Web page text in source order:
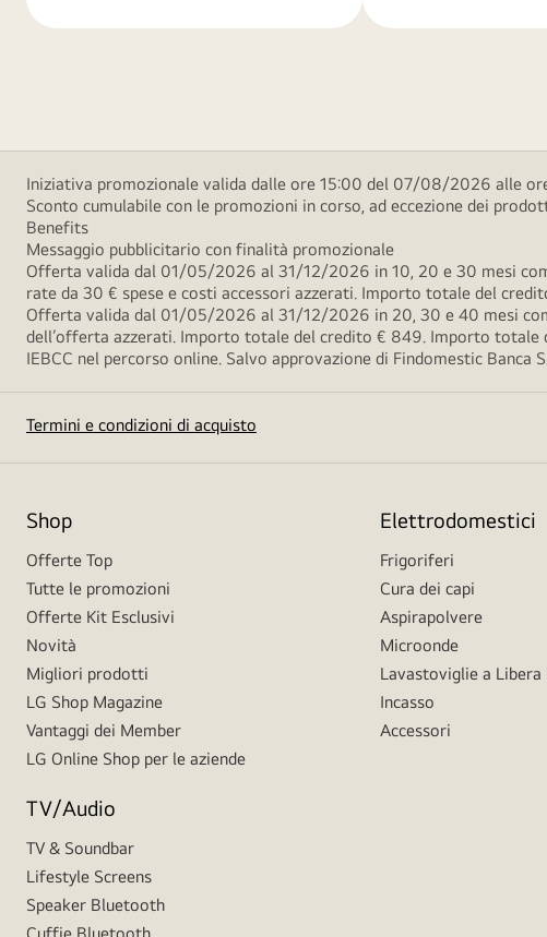
Iniziativa promozionale valida dalle ore 15:00 del 07/08/2026 alle
Sconto cumulabile con le promozioni in corso, ad eccezione dei
Benefits
Messaggio pubblicitario con finalità promozionale
Offerta valida dal 01/05/2026 al 31/12/2026 in 10, 20 e 30 mesi
rate da 30 € spese e costi accessori azzerati. Importo totale del
Offerta valida dal 01/05/2026 al 31/12/2026 in 20, 30 e 40 mesi
dell’offerta azzerati. Importo totale del credito € 849. Importo totale
IEBCC nel percorso online. Salvo approvazione di Findomestic
Termini e condizioni di acquisto
Shop
Offerte Top
Tutte le promozioni
Offerte Kit Esclusivi
Novità
Migliori prodotti
LG Shop Magazine
Vantaggi dei Member
LG Online Shop per le aziende
TV/Audio
TV & Soundbar
Lifestyle Screens
Speaker Bluetooth
Elettrodomestici
Frigoriferi
Cura dei capi
Aspirapolvere
Microonde
Lavastoviglie a
Incasso
Accessori